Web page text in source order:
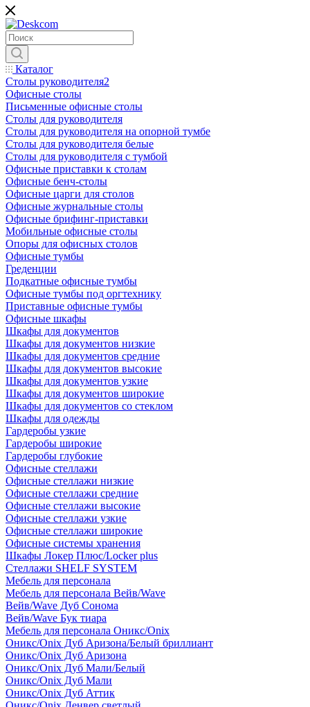
Каталог
Столы руководителя2
Офисные столы
Письменные офисные столы
Столы для руководителя
Столы для руководителя на опорной тумбе
Столы для руководителя белые
Столы для руководителя с тумбой
Офисные приставки к столам
Офисные бенч-столы
Офисные царги для столов
Офисные журнальные столы
Офисные брифинг-приставки
Мобильные офисные столы
Опоры для офисных столов
Офисные тумбы
Греденции
Подкатные офисные тумбы
Офисные тумбы под оргтехнику
Приставные офисные тумбы
Офисные шкафы
Шкафы для документов
Шкафы для документов низкие
Шкафы для документов средние
Шкафы для документов высокие
Шкафы для документов узкие
Шкафы для документов широкие
Шкафы для документов со стеклом
Шкафы для одежды
Гардеробы узкие
Гардеробы широкие
Гардеробы глубокие
Офисные стеллажи
Офисные стеллажи низкие
Офисные стеллажи средние
Офисные стеллажи высокие
Офисные стеллажи узкие
Офисные стеллажи широкие
Офисные системы хранения
Шкафы Локер Плюс/Locker plus
Стеллажи SHELF SYSTEM
Мебель для персонала
Мебель для персонала Вейв/Wave
Вейв/Wave Дуб Сонома
Вейв/Wave Бук тиара
Мебель для персонала Оникс/Onix
Оникс/Onix Дуб Аризона/Белый бриллиант
Оникс/Onix Дуб Аризона
Оникс/Onix Дуб Мали/Белый
Оникс/Onix Дуб Мали
Оникс/Onix Дуб Аттик